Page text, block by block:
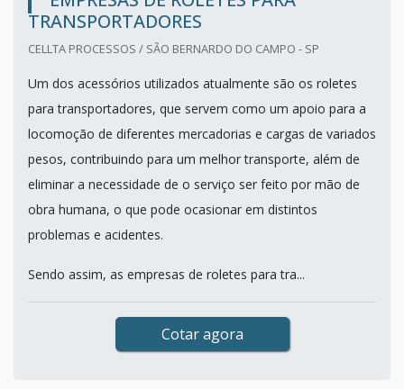
TRANSPORTADORES
CELLTA PROCESSOS / SÃO BERNARDO DO CAMPO - SP
Um dos acessórios utilizados atualmente são os roletes
para transportadores, que servem como um apoio para a
locomoção de diferentes mercadorias e cargas de variados
pesos, contribuindo para um melhor transporte, além de
eliminar a necessidade de o serviço ser feito por mão de
obra humana, o que pode ocasionar em distintos
problemas e acidentes.
Sendo assim, as empresas de roletes para tra...
Cotar agora